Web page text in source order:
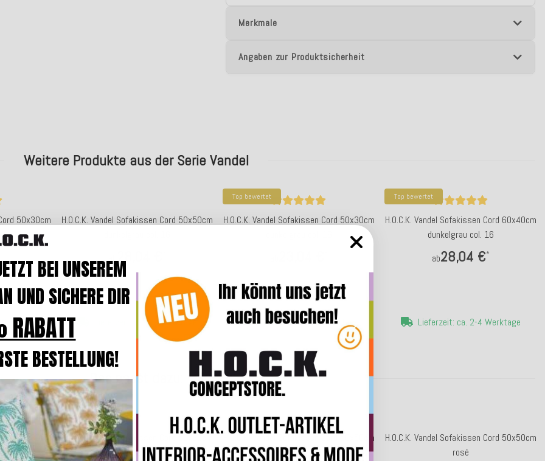
Merkmale
Angaben zur Produktsicherheit
Weitere Produkte aus der Serie Vandel
50x30cm
H.O.C.K. Vandel Sofakissen Cord 50x50cm
ab28,04 €
Lieferzeit: ca. 2-4 Werktage
Top bewertet
H.O.C.K. Vandel Sofakissen Cord 50x30cm
Lieferzeit: ca. 2-4 Werktage
Top bewertet
H.O.C.K. Vandel Sofakissen Cord 60x40cm
dunkelgrau col. 16
ab28,04 €*
Lieferzeit: ca. 2-4 Werktage
Das passt dazu:
50x30cm
H.O.C.K. Vandel Sofakissen Cord 50x30cm
rosé
H.O.C.K. Vandel Sofakissen Cord 50x50cm
olive hell
H.O.C.K. Vandel Sofakissen Cord 50x50cm
rosé
BEI UNSEREM
UND SICHERE DIR
BESTELLUNG!